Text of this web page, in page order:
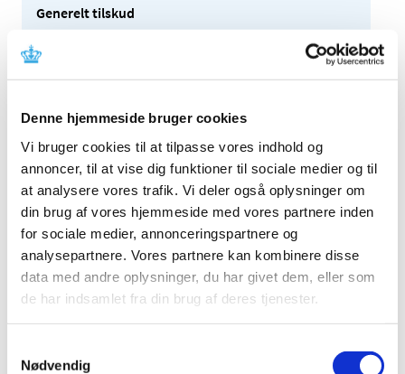
Denne hjemmeside bruger cookies
Vi bruger cookies til at tilpasse vores indhold og
annoncer, til at vise dig funktioner til sociale medier og til
at analysere vores trafik. Vi deler også oplysninger om
din brug af vores hjemmeside med vores partnere inden
for sociale medier, annonceringspartnere og
analysepartnere. Vores partnere kan kombinere disse
data med andre oplysninger, du har givet dem, eller som
de har indsamlet fra din brug af deres tjenester.
Nødvendig
Generelt tilskud
Når medicin får generelt tilskud, betyder det, at alle
patienter får automatisk tilskud til den pågældende
medicin, når medicinen købes på recept på
prisen ved ekspeditionen på apoteket. Se grænserne
for medicintilskud her:medicintilskudsgrænser
Generelt klausuleret tilskud
Hvis en medicin har generelt klausuleret tilskud,
betyder det, at det kun er patienter, der opfylder
nogle særlige betingelser, der kan få tilskud til
medicinen. Det er den behandlende læge, der
vurderer, om en patient er omfattet af de særlige
betingelser. Lægen skal i de tilfælde skrive ”Tilskud”
på recepten. Tilskuddet bliver automatisk fratrukket
for medicintilskud her: